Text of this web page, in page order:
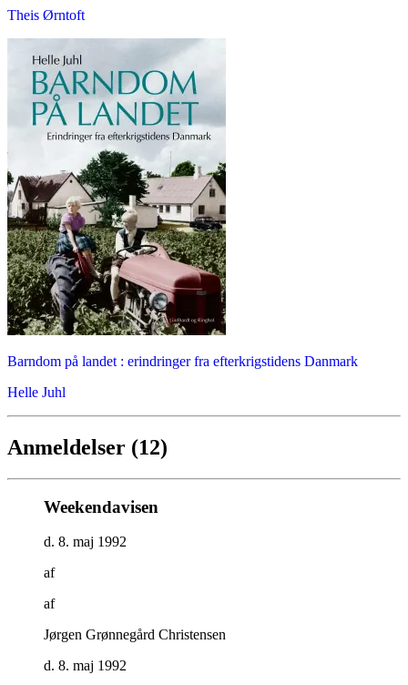
Theis Ørntoft
Barndom på landet : erindringer fra efterkrigstidens Danmark
Helle Juhl
Anmeldelser (12)
Weekendavisen
d. 8. maj 1992
af
af
Jørgen Grønnegård Christensen
d. 8. maj 1992